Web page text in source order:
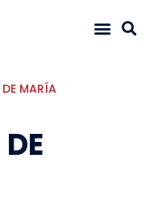
MARÍA